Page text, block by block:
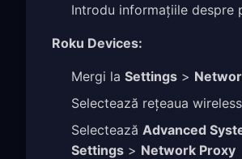
Introdu informațiile despre
Roku Devices:
Mergi la Settings >
Selectează rețeaua wireless
Selectează Advanced
Settings > Network Proxy